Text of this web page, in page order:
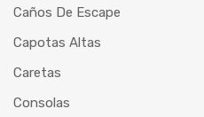
Caños De Escape
Capotas Altas
Caretas
Consolas